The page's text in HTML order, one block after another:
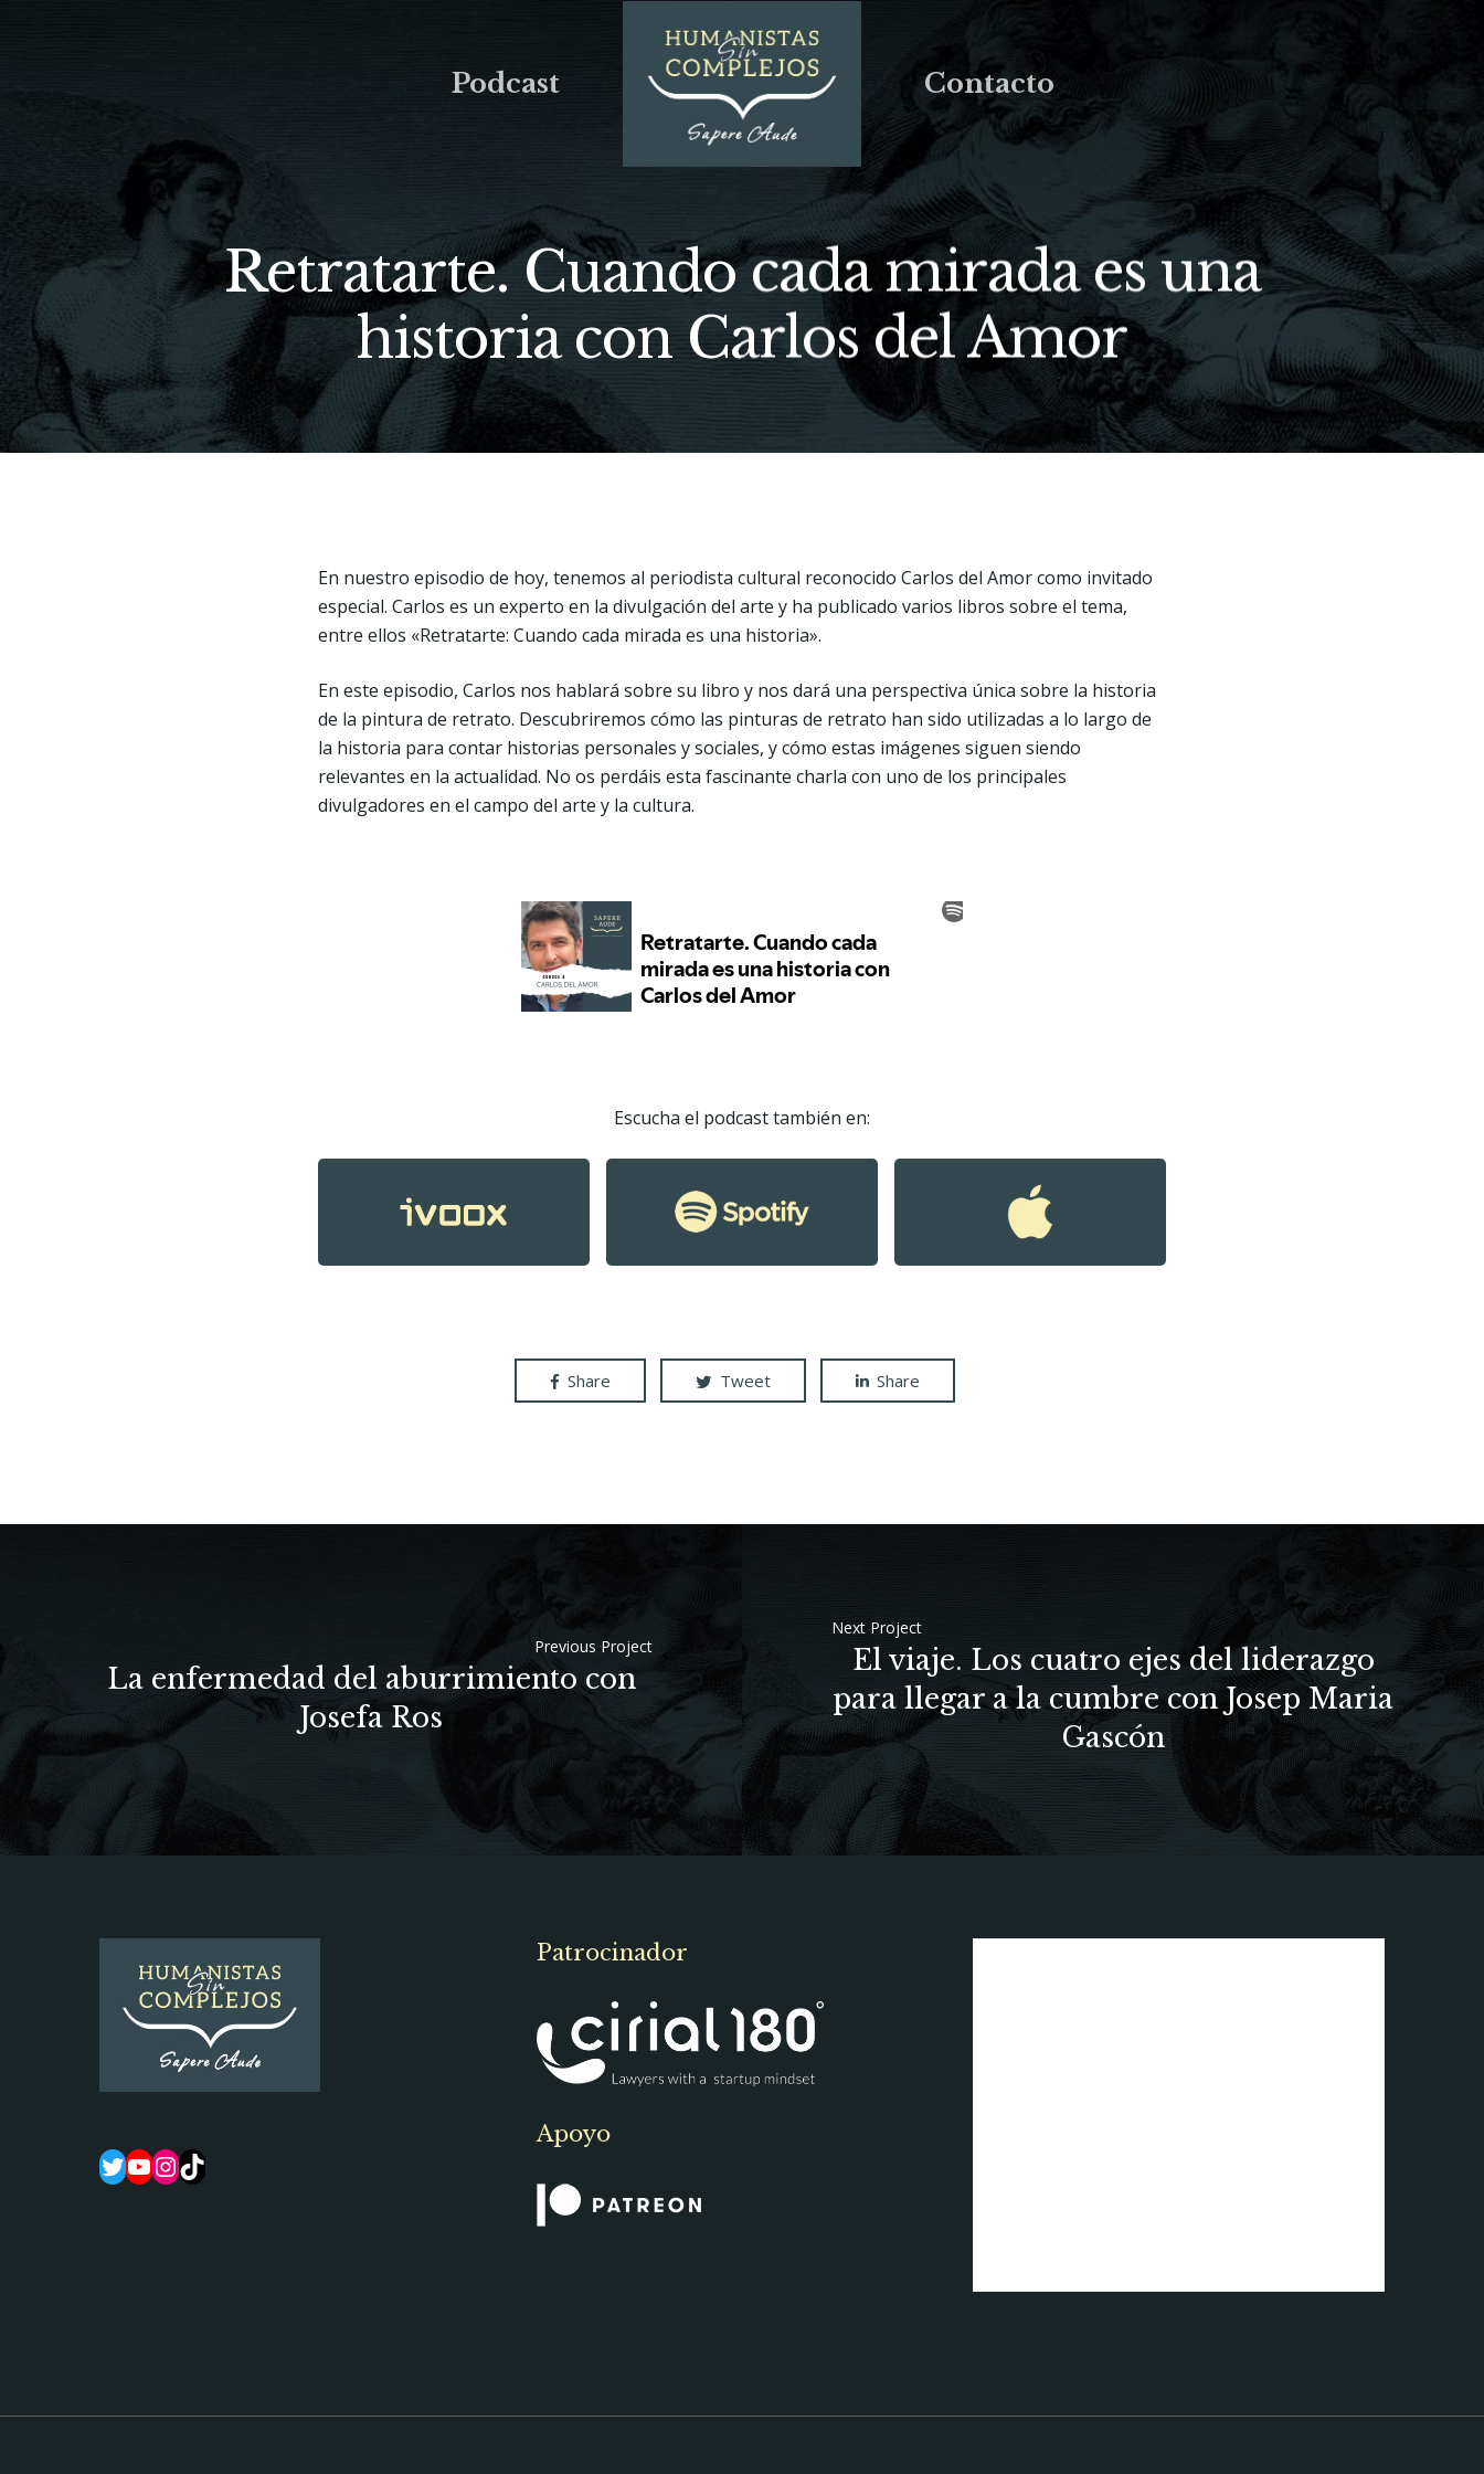
Podcast Contacto
Retratarte. Cuando cada mirada es una
historia con Carlos del Amor
En nuestro episodio de hoy, tenemos al periodista cultural reconocido Carlos del Amor como invitado
especial. Carlos es un experto en la divulgación del arte y ha publicado varios libros sobre el tema,
entre ellos «Retratarte: Cuando cada mirada es una historia».
En este episodio, Carlos nos hablará sobre su libro y nos dará una perspectiva única sobre la historia
de la pintura de retrato. Descubriremos cómo las pinturas de retrato han sido utilizadas a lo largo de
la historia para contar historias personales y sociales, y cómo estas imágenes siguen siendo
relevantes en la actualidad. No os perdáis esta fascinante charla con uno de los principales
divulgadores en el campo del arte y la cultura.
Escucha el podcast también en:
Share Tweet Share
Previous Project
La enfermedad del aburrimiento con
Josefa Ros
Next Project
El viaje. Los cuatro ejes del liderazgo
para llegar a la cumbre con Josep Maria
Gascón
Twitter
YouTube
Instagram
TikTok
Patrocinador
Apoyo